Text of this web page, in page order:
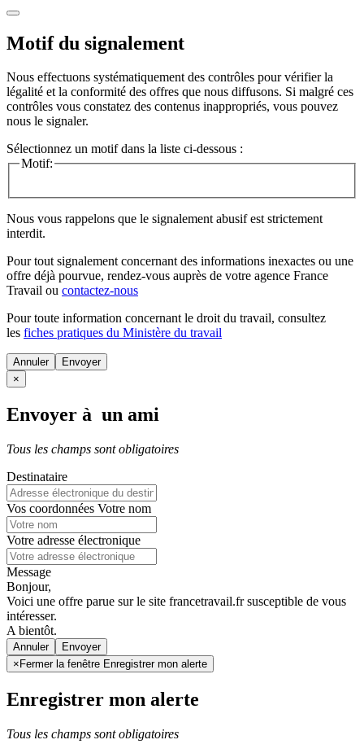
Motif du signalement
Nous effectuons systématiquement des contrôles pour vérifier la
légalité et la conformité des offres que nous diffusons. Si malgré ces
contrôles vous constatez des contenus inappropriés, vous pouvez
nous le signaler.
Sélectionnez un motif dans la liste ci-dessous :
Motif:
Nous vous rappelons que le signalement abusif est strictement
interdit.
Pour tout signalement concernant des informations inexactes ou une
offre déjà pourvue, rendez-vous auprès de votre agence France
Travail ou contactez-nous
Pour toute information concernant le droit du travail, consultez
les fiches pratiques du Ministère du travail
Annuler
×
Envoyer à un ami
Tous les champs sont obligatoires
Destinataire
Vos coordonnées Votre nom
Votre adresse électronique
Message
Bonjour,
Voici une offre parue sur le site francetravail.fr susceptible de vous
intéresser.
A bientôt.
Annuler
× Fermer la fenêtre Enregistrer mon alerte
Enregistrer mon alerte
Tous les champs sont obligatoires